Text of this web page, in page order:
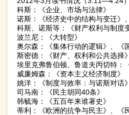
科斯：《企业、市场与法律》
诺斯：《经济史中的结构与变迁》
科斯、诺斯等：《财产权利与制度
波兰尼：《大转型》
奥尔森：《集体行动的逻辑》、《
斯密德：《财产、权利和公共选择
埃里克弗鲁伯顿、鲁道夫丙切特
威廉姆森：《资本主义经济制度》
姚洋：《制度与效率：与诺斯对话
司马南：《民主胡同40条》
韩毓海：《五百年来谁著史》
蒂利：《欧洲的抗争与民主》、《